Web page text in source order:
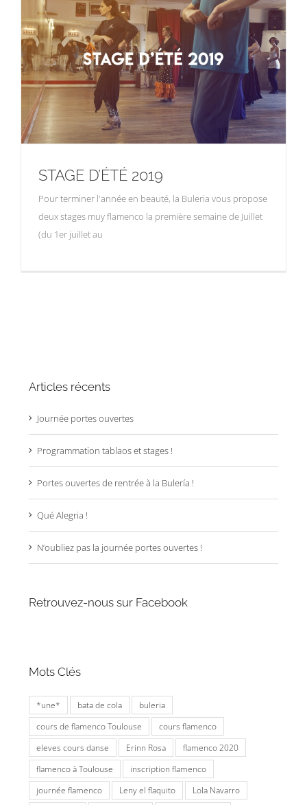
STAGE D’ÉTÉ 2019
Pour terminer l'année en beauté, la Buleria vous propose
deux stages muy flamenco la première semaine de Juillet
(du 1er juillet au
Articles récents
Journée portes ouvertes
Programmation tablaos et stages !
Portes ouvertes de rentrée à la Bulería !
Qué Alegria !
N’oubliez pas la journée portes ouvertes !
Retrouvez-nous sur Facebook
Mots Clés
*une* bata de cola
buleria
cours de flamenco Toulouse
cours flamenco
eleves cours danse
Erinn Rosa
flamenco 2020
flamenco à Toulouse
inscription flamenco
journée flamenco
Leny el flaquito
Lola Navarro